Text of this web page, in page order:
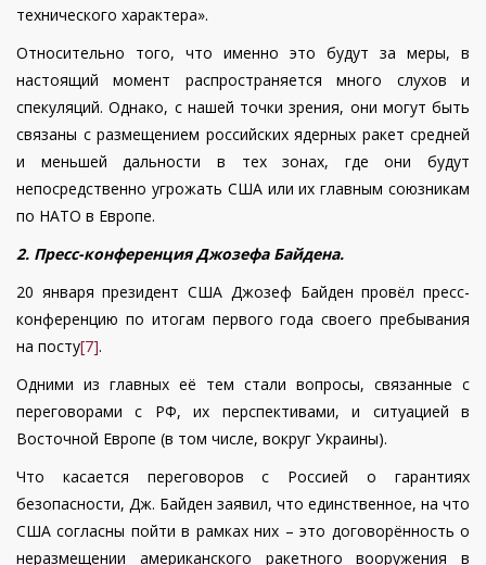
технического характера».
Относительно того, что именно это будут за меры, в
настоящий момент распространяется много слухов и
спекуляций. Однако, с нашей точки зрения, они могут быть
связаны с размещением российских ядерных ракет средней
и меньшей дальности в тех зонах, где они будут
непосредственно угрожать США или их главным союзникам
по НАТО в Европе.
2. Пресс-конференция Джозефа Байдена.
20 января президент США Джозеф Байден провёл пресс-
конференцию по итогам первого года своего пребывания
на посту[7].
Одними из главных её тем стали вопросы, связанные с
переговорами с РФ, их перспективами, и ситуацией в
Восточной Европе (в том числе, вокруг Украины).
Что касается переговоров с Россией о гарантиях
безопасности, Дж. Байден заявил, что единственное, на что
США согласны пойти в рамках них – это договорённость о
неразмещении американского ракетного вооружения в